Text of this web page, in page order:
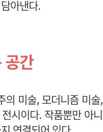
아낸다.
공간
의 미술, 모더니즘 미술,
시이다. 작품뿐만 아니